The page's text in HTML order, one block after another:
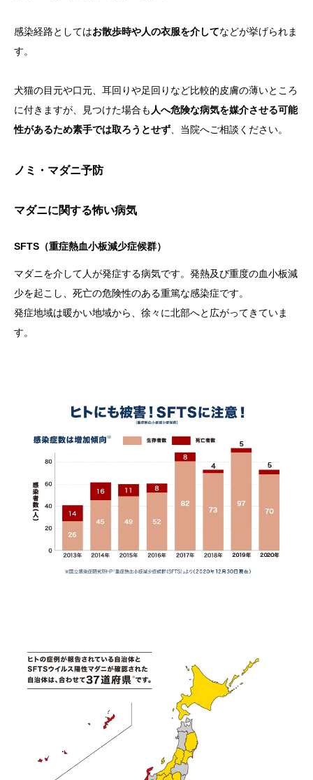
感染経路としてはお散歩時や人の衣服を介してなどが挙げられま
す。
犬猫の目元や口元、耳回りや足回りなど比較的皮膚の薄いところ
に付きますが、見つけた場合も 人へ危険な病気を媒介させる可能
性があるため素手では取ろうとせず 、当院へご相談ください。
ノミ・マダニ予防
マダニに関する怖い病気
SFTS（重症熱血小板減少症候群）
マダニを介して人が発症する病気です。発熱及び重度の血小板減
少を起こし、死亡の危険性のある重篤な感染症です。
発症地域は暖かい地域から、徐々に北部へと広がってきていま
す。